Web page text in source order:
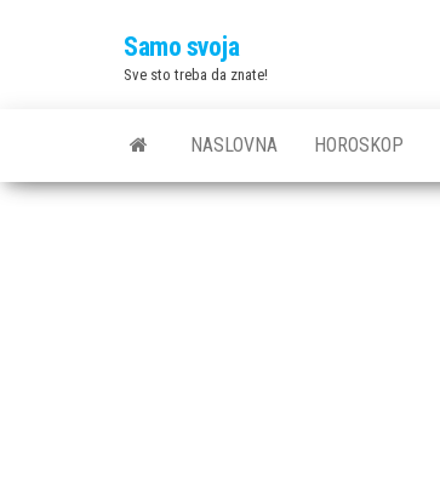
Samo svoja
Sve sto treba da znate!
NASLOVNA HOROSKOP